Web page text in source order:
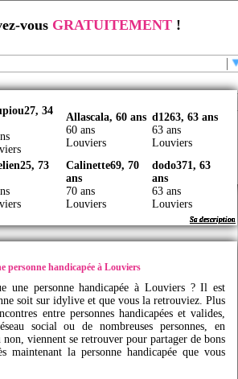
vous GRATUITEMENT !
et avoir lu et accepté les CGU
handicap en France/Rencontre handicapés/Rencontre
/
à Louviers avec
Sa description
34
Sa description
Allascala, 60 ans
60 ans
Louviers
Sa description
d1263, 63 ans
63 ans
Louviers
Sa description
Sa description
73
Sa description
Calinette69, 70
ans
70 ans
Louviers
Sa description
dodo371, 63
ans
63 ans
Louviers
Sa description
personne handicapée à Louviers
une personne handicapée à Louviers ? Il est
soit sur idylive et que vous la retrouviez. Plus
entre personnes handicapées et valides,
social ou de nombreuses personnes, en
viennent se retrouver pour partager de bons
maintenant la personne handicapée que vous